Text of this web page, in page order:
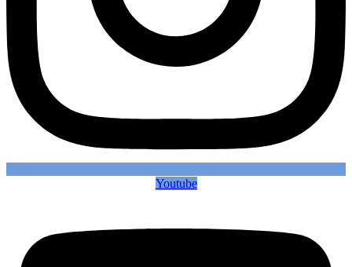
Youtube